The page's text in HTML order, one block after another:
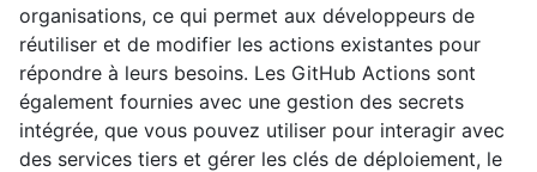
organisations, ce qui permet aux développeurs de
réutiliser et de modifier les actions existantes pour
répondre à leurs besoins. Les GitHub Actions sont
également fournies avec une gestion des secrets
intégrée, que vous pouvez utiliser pour interagir avec
des services tiers et gérer les clés de déploiement, le